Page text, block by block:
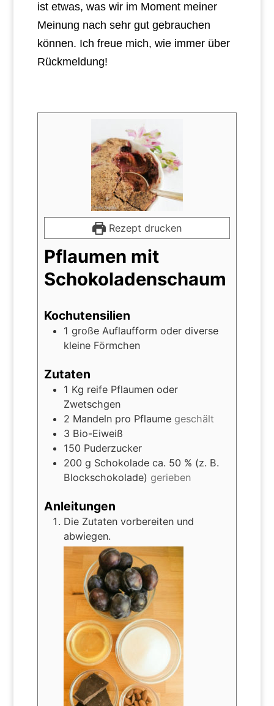
ist etwas, was wir im Moment meiner
Meinung nach sehr gut gebrauchen
können. Ich freue mich, wie immer über
Rückmeldung!
Rezept drucken
Pflaumen mit
Schokoladenschaum
Kochutensilien
1 große Auflaufform oder diverse
kleine Förmchen
Zutaten
1 Kg reife Pflaumen oder
Zwetschgen
2 Mandeln pro Pflaume geschält
3 Bio-Eiweiß
150 Puderzucker
200 g Schokolade ca. 50 % (z. B.
Blockschokolade) gerieben
Anleitungen
Die Zutaten vorbereiten und
abwiegen.